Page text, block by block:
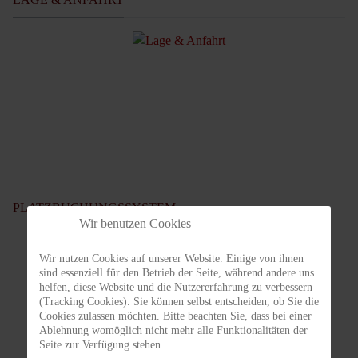
PLATZBUCHUNGSSYSTEM
Wir benutzen Cookies
Wir nutzen Cookies auf unserer Website. Einige von ihnen
sind essenziell für den Betrieb der Seite, während andere uns
helfen, diese Website und die Nutzererfahrung zu verbessern
(Tracking Cookies). Sie können selbst entscheiden, ob Sie die
Cookies zulassen möchten. Bitte beachten Sie, dass bei einer
Ablehnung womöglich nicht mehr alle Funktionalitäten der
Seite zur Verfügung stehen.